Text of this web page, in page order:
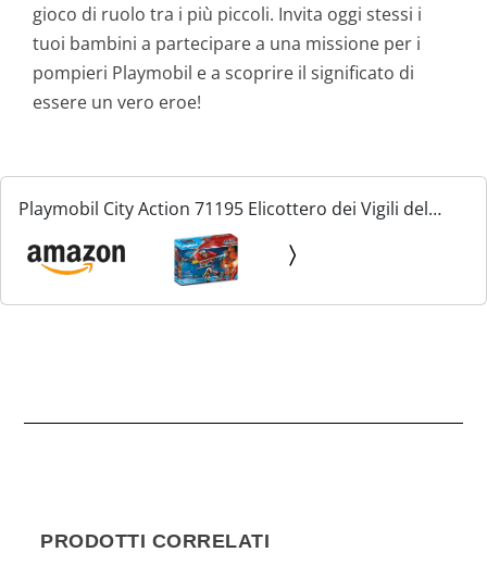
gioco di ruolo tra i più piccoli. Invita oggi stessi i
tuoi bambini a partecipare a una missione per i
pompieri Playmobil e a scoprire il significato di
essere un vero eroe!
Playmobil City Action 71195 Elicottero dei Vigili del
Fuoco, Elicottero dei Pompieri con Cannone Estintore,
Giocattolo per Bambini dai 4 Anni in su, Nero
PRODOTTI CORRELATI